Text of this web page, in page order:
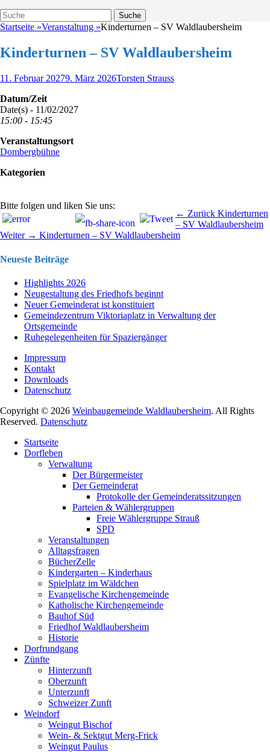
Suche
Suche
nach:
Startseite »Veranstaltung »Kinderturnen – SV Waldlaubersheim
Kinderturnen – SV Waldlaubersheim
Veröffentlicht
11. Februar 20279. März 2026Autor
Torsten Strauss
Datum/Zeit
Date(s) - 11/02/2027
15:00 - 15:45
Veranstaltungsort
Dombergbühne
Kategorien
Bitte folgen und liken Sie uns:
Beitragsnavigation ← Zurück
Beitrag:
Kinderturnen
– SV Waldlaubersheim
Weiter → Nächster
Kinderturnen – SV Waldlaubersheim
Neueste Beiträge
Highlights 2026
Neugestaltung des Friedhofs beginnt
Neuer Gemeinderat ist konstituiert
Gemeindezentrum Viktoriaplatz in Verwaltung der
Ortsgemeinde
Ruhegelegenheiten für Spaziergänger
Impressum
Kontakt
Downloads
Datenschutz
Copyright © 2026 Weinbaugemeinde Waldlaubersheim. All Rights
Reserved. Datenschutz
oben
scrollen
Startseite
Dorfleben
Verwaltung
Der Bürgermeister
Der Gemeinderat
Protokolle der Gemeinderatssitzungen
Parteien & Wählergruppen
Freie Wählergruppe Strauß
SPD
Veranstaltungen
Alltagsfragen
BücherZelle
Kindergarten – Kinderhaus
Spielplatz im Wäldchen
Evangelische Kirchengemeinde
Katholische Kirchengemeinde
Bauhof Süd
Friedhof Waldlaubersheim
Historie
Dorfrundgang
Zünfte
Hinterzunft
Oberzunft
Unterzunft
Schweizer Zunft
Weindorf
Weingut Bischof
Wein- & Sektgut Merg-Frick
Weingut Paulus